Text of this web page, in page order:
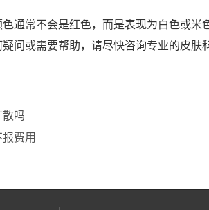
常不会是红色，而是表现为白色或米
问或需要帮助，请尽快咨询专业的皮
吗
费用